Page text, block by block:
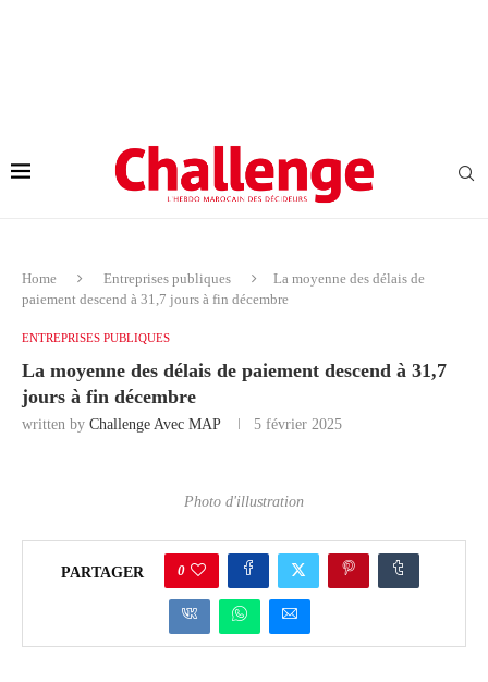
Home Entreprises publiques
La moyenne des délais de
paiement descend à 31,7 jours à fin décembre
ENTREPRISES PUBLIQUES
La moyenne des délais de paiement descend à 31,7
jours à fin décembre
written by Challenge Avec MAP 5 février 2025
Photo d'illustration
PARTAGER 0